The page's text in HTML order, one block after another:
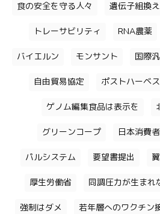
食の安全を守る人々 遺伝子組換
トレーサビリティ RNA農薬
バイエルン モンサント 国際
自由貿易協定 ポストハーベ
ゲノム編集食品は表示を
グリーンコープ 日本消費
パルシステム 要望書提出
厚生労働省 同調圧力が生まれ
強制はダメ 若年層へのワクチン